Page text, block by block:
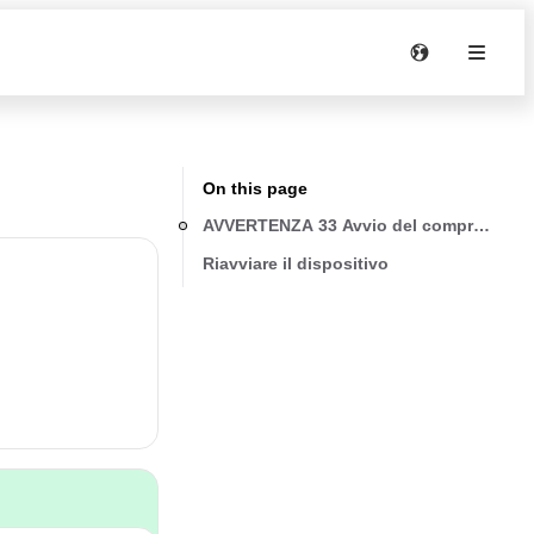
On this page
AVVERTENZA 33 Avvio del
Riavviare il dispositivo